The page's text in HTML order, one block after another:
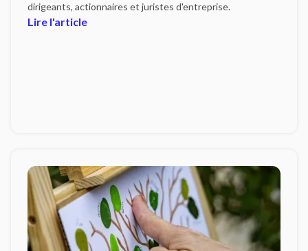
dirigeants, actionnaires et juristes d'entreprise.
Lire l'article